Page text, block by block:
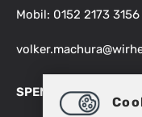
Mobil: 0152 2173 3156
volker.machura@
SPENDENKONTEN